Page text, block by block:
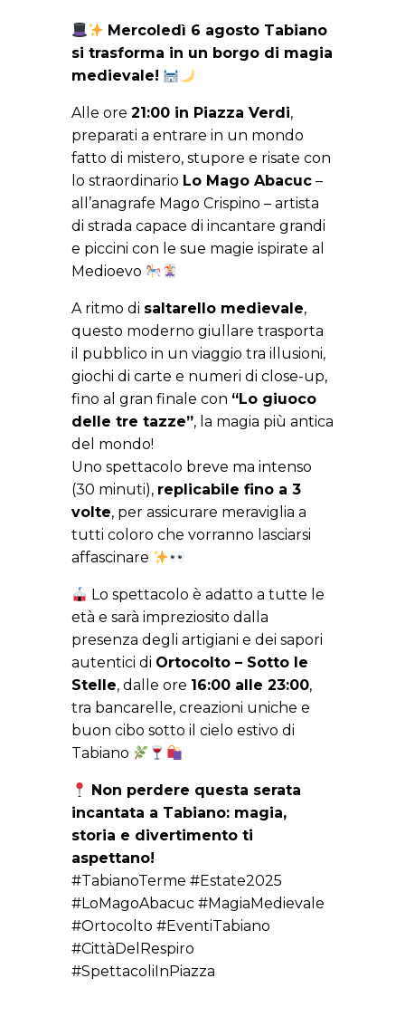
Mercoledì 6 agosto Tabiano
si trasforma in un borgo di magia
medievale!
Alle ore 21:00 in Piazza Verdi,
preparati a entrare in un mondo
fatto di mistero, stupore e risate con
lo straordinario Lo Mago Abacuc –
all’anagrafe Mago Crispino – artista
di strada capace di incantare grandi
e piccini con le sue magie ispirate al
Medioevo
A ritmo di saltarello medievale,
questo moderno giullare trasporta
il pubblico in un viaggio tra illusioni,
giochi di carte e numeri di close-up,
fino al gran finale con “Lo giuoco
delle tre tazze”, la magia più antica
del mondo!
Uno spettacolo breve ma intenso
(30 minuti), replicabile fino a 3
volte, per assicurare meraviglia a
tutti coloro che vorranno lasciarsi
affascinare
Lo spettacolo è adatto a tutte le
età e sarà impreziosito dalla
presenza degli artigiani e dei sapori
autentici di Ortocolto – Sotto le
Stelle, dalle ore 16:00 alle 23:00,
tra bancarelle, creazioni uniche e
buon cibo sotto il cielo estivo di
Tabiano
Non perdere questa serata
incantata a Tabiano: magia,
storia e divertimento ti
aspettano!
#TabianoTerme #Estate2025
#LoMagoAbacuc #MagiaMedievale
#Ortocolto #EventiTabiano
#CittàDelRespiro
#SpettacoliInPiazza